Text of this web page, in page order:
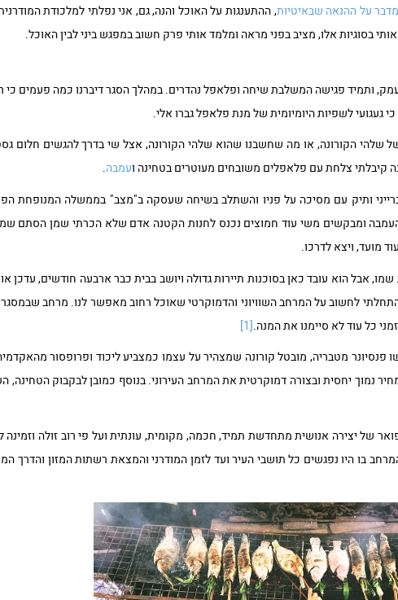
מדבר על ההנאה שבאיטיות, ההתענגות על האוכל והנה, גם, אני נפלתי למלכודת
בסוגיות אלו, מציב בפני מראה ומלמד אותי פרק חשוב במפגש ביני לבין האוכל.
ותמיד פגישה המשלבת שיחה ופלאפל נהדרים. במהלך הסגר דיברנו כמה פעמים כי
געגועי לשפיות היומיומית של מנת פלאפל גברו אלי.
שלהי הקורונה, או מה שחשבנו שהוא שלהי הקורונה, אצל שי בדרך להגשים חלום
קיבלתי צלחת עם פלאפלים משובחים מעוטרים בטחינה ועמבה.
ותיק עם מסיכה על פניו והשתלב בשיחה שעסקה ב"מצב" בממשלה המנופחת
ומבקשים משי עוד חמוצים נכנס לחנות הקטנה אדם שלא הכרתי שמן הסתם
מועד, ויצא לדרכו.
אבל הוא עובד כאן בסוכנות תיירות גדולה ויושב בבית כבר ארבעה חודשים, עדכן
לחשוב על המרחב השוויוני והדמוקרטי שאוכל רחוב מאפשר לנו. מרחב
כל עוד לא סיימנו את המנה.[1]
מטבריה, מובטל קורונה שמצהיר על עצמו כמצביע ליכוד ופרופסור
נמוך יחסית ובצורה דמוקרטית את המרחב העירוני. בנוסף כמובן לבקבוק
של יצירה אנושית מתחדשת תמיד, חכמה, מקומית, עונתית ועל פי רוב זולה וזמינה
בו היו נפגשים כל תושבי העיר ועד לזמן המודרני והמצאת רשתות המזון והדרך